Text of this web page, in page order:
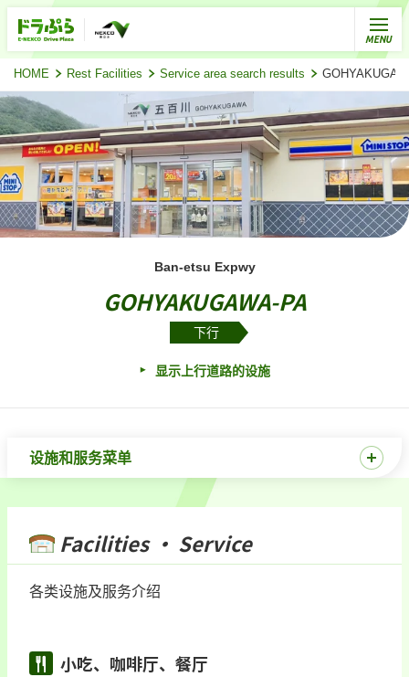
HOME Rest Facilities Service area search results
Ban-etsu Expwy
GOHYAKUGAWA-PA
下行
显示上行道路的设施
设施和服务菜单
Facilities · Service
各类设施及服务介绍
小吃、咖啡厅、餐厅